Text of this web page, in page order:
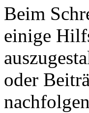
Beim
einige
oder